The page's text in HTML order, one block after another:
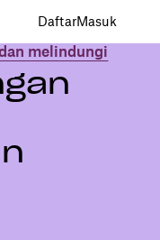
DaftarMasuk
melindungi